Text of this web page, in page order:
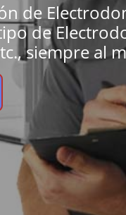
de
de
siempre al